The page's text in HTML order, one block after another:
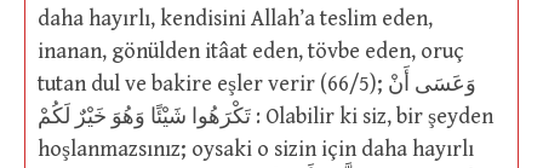
daha hayırlı, kendisini Allah’a teslim eden,
inanan, gönülden itâat eden, tövbe eden, oruç
tutan dul ve bakire eşler verir (66/5); وَعَسَى أَنْ
تَكْرَهُوا شَيْئًا وَهُوَ خَيْرٌ لَكُمْ : Olabilir ki siz, bir şeyden
hoşlanmazsınız; oysaki o sizin için daha hayırlı